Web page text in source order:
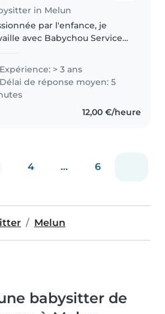
in Melun
par l'enfance, je
avec Babychou Services,
Patiente et créative,
créer des moments
avec les enfants et
Expérience: > 3 ans
Délai de réponse moyen: 5
12,00 €/heure
4 ... 6
Melun
babysitter de